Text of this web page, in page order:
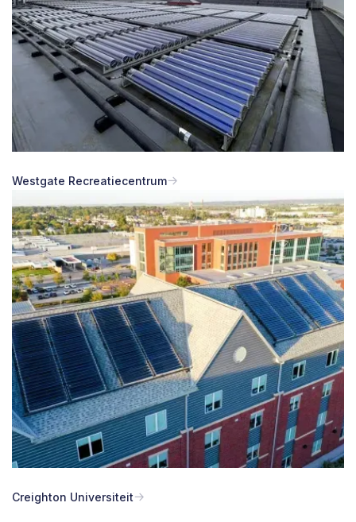
Westgate Recreatiecentrum
Creighton Universiteit